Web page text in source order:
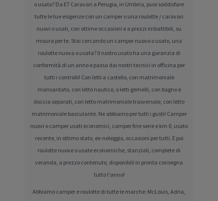
o usato? Da E7 Caravan a Perugia, in Umbria, puoi soddisfare
tutte le tue esigenze con un camper o una roulotte / caravan
nuovi o usati, con ottime occasioni e a prezzi imbattibili, su
misura per te. Stai cercando un camper nuovo o usato, una
roulotte nuova o usata? Il nostro usato ha una garanzia di
conformità di un anno e passa dai nostri tecnici in officina per
tutti i controlli! Con letti a castello, con matrimoniale
mansardato, con letto nautico, o letti gemelli, con bagno e
doccia separati, con letto matrimoniale trasversale, con letto
matrimoniale basculante. Ne abbiamo per tutti i gusti! Camper
nuovi o camper usati economici, camper fine serie e km 0, usato
recente, in ottimo stato, ex-noleggio, occasioni per tutti. E poi
roulotte nuove o usate economiche, stanziali, complete di
veranda, a prezzo contenuto, disponibili in pronta consegna
tutto l'anno!
Abbiamo camper e roulotte di tutte le marche: McLouis, Adria,